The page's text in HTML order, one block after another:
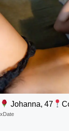
Johanna, 47
xDate